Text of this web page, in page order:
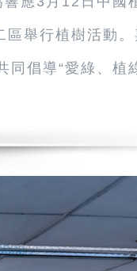
舉行植樹活動。
同倡導“愛綠、植